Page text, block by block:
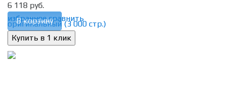
избранное сравнить
6 118 руб.
В корзину